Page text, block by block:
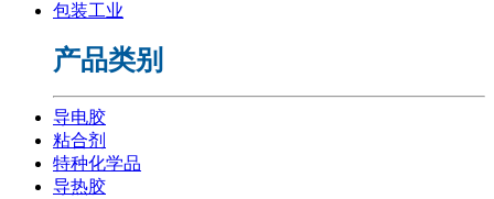
包装工业
产品类别
导电胶
粘合剂
特种化学品
导热胶